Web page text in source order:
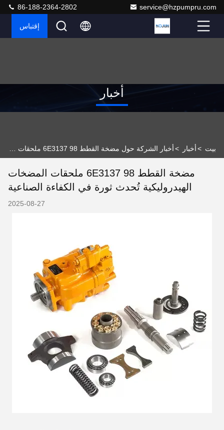
service@hzpumpru.com
86-188-2364-2802
إقتباس
أخبار
بيت >أخبار >
مضخة القطط 6E3137 98 ملحقات المضخات
الهيدروليكية تُحدث ثورة في الكفاءة الصناعية
2025-08-27